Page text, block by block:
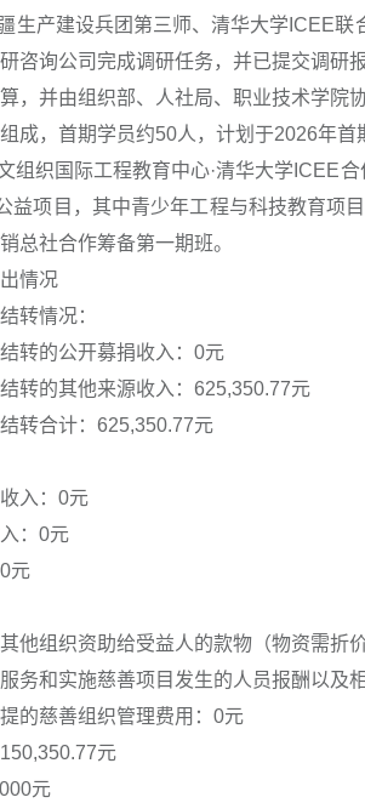
生产建设兵团第三师、清华大学ICEE联
咨询公司完成调研任务，并已提交调研
，并由组织部、人社局、职业技术学院
成，首期学员约50人，计划于2026年首
组织国际工程教育中心·清华大学ICEE
益项目，其中青少年工程与科技教育项
总社合作筹备第一期班。
情况
转情况：
转的公开募捐收入：0元
转的其他来源收入：625,350.77元
转合计：625,350.77元
入：0元
：0元
元
他组织资助给受益人的款物（物资需折
务和实施慈善项目发生的人员报酬以及
的慈善组织管理费用：0元
元
元